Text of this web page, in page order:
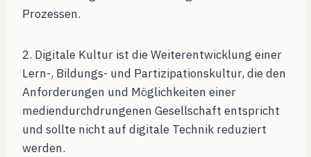
Prozessen.
2. Digitale Kultur ist die Weiterentwicklung einer
Lern-, Bildungs- und Partizipationskultur, die den
Anforderungen und Möglichkeiten einer
mediendurchdrungenen Gesellschaft entspricht
und sollte nicht auf digitale Technik reduziert
werden.